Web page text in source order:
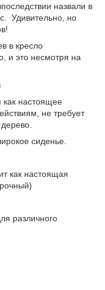
назвали в
Удивительно, но
в кресло
и это несмотря на
настоящее
не требует
сиденье.
как настоящая
различного